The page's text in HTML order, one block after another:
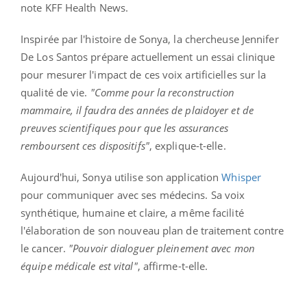
note KFF Health News.
Inspirée par l'histoire de Sonya, la chercheuse Jennifer
De Los Santos prépare actuellement un essai clinique
pour mesurer l'impact de ces voix artificielles sur la
qualité de vie. "Comme pour la reconstruction
mammaire, il faudra des années de plaidoyer et de
preuves scientifiques pour que les assurances
remboursent ces dispositifs", explique-t-elle.
Aujourd'hui, Sonya utilise son applicationWhisper
pour communiquer avec ses médecins. Sa voix
synthétique, humaine et claire, a même facilité
l'élaboration de son nouveau plan de traitement contre
le cancer. "Pouvoir dialoguer pleinement avec mon
équipe médicale est vital", affirme-t-elle.